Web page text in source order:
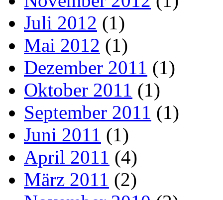
Juli 2012 (1)
Mai 2012 (1)
Dezember 2011 (1)
Oktober 2011 (1)
September 2011 (1)
Juni 2011 (1)
April 2011 (4)
März 2011 (2)